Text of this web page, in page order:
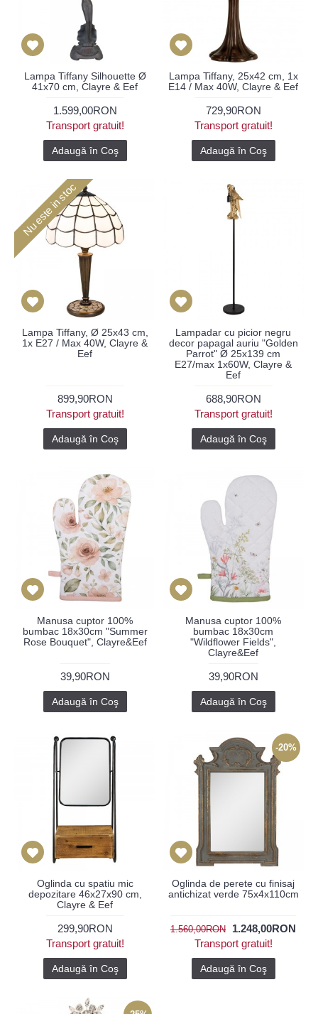
Lampa Tiffany Silhouette Ø
41x70 cm, Clayre & Eef
1.599,00RON
Transport gratuit!
Adaugă în Coş
Lampa Tiffany, 25x42 cm, 1x
E14 / Max 40W, Clayre & Eef
729,90RON
Transport gratuit!
Adaugă în Coş
Nu este in stoc
Lampa Tiffany, Ø 25x43 cm,
1x E27 / Max 40W, Clayre &
Eef
899,90RON
Transport gratuit!
Adaugă în Coş
Lampadar cu picior negru
decor papagal auriu "Golden
Parrot" Ø 25x139 cm
E27/max 1x60W, Clayre &
Eef
688,90RON
Transport gratuit!
Adaugă în Coş
Manusa cuptor 100%
bumbac 18x30cm "Summer
Rose Bouquet", Clayre&Eef
39,90RON
Adaugă în Coş
Manusa cuptor 100%
bumbac 18x30cm
"Wildflower Fields",
Clayre&Eef
39,90RON
Adaugă în Coş
Oglinda cu spatiu mic
depozitare 46x27x90 cm,
Clayre & Eef
299,90RON
Transport gratuit!
Adaugă în Coş
-20%
Oglinda de perete cu finisaj
antichizat verde 75x4x110cm
1.560,00RON
1.248,00RON
Transport gratuit!
Adaugă în Coş